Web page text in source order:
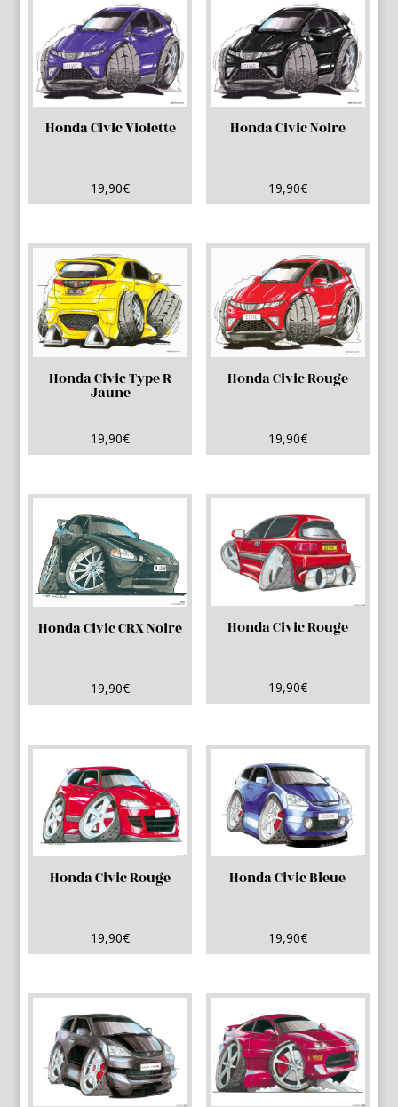
Honda Civic Violette
19,90€
Honda Civic Noire
19,90€
Honda Civic Type R
Jaune
19,90€
Honda Civic Rouge
19,90€
Honda Civic CRX Noire
19,90€
Honda Civic Rouge
19,90€
Honda Civic Rouge
19,90€
Honda Civic Bleue
19,90€